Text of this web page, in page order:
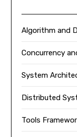
Algorithm and
Concurrency
System
Distributed
Tools